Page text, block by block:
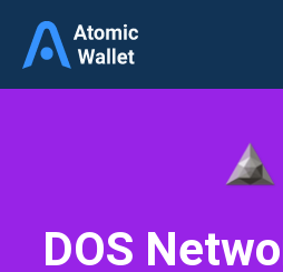
DOS